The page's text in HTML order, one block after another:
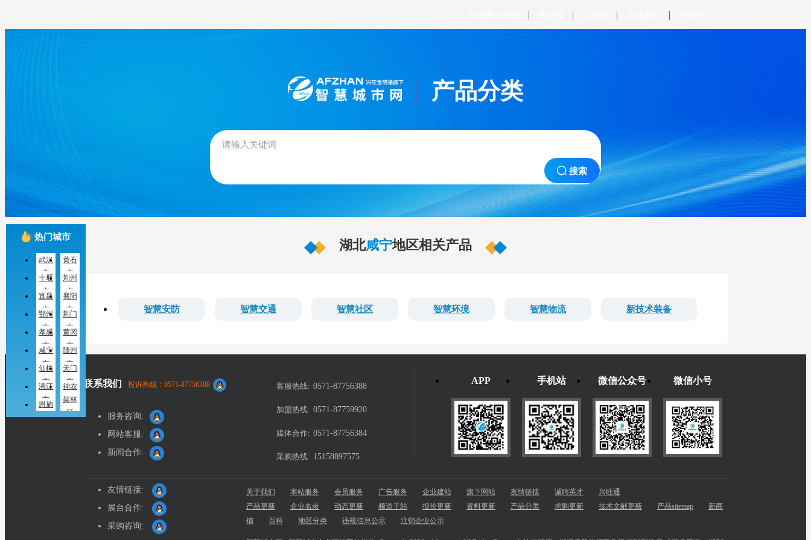
产品分类
 搜索
湖北咸宁地区相关产品
智慧安防 智慧交通 智慧社区 智慧环境 智慧物流 新技术装备
联系我们 投诉热线：0571-87756388
服务咨询:
网站客服:
新闻合作:
友情链接:
展台合作:
采购咨询:
客服热线: 0571-87756388
加盟热线: 0571-87759920
媒体合作: 0571-87756384
采购热线: 15158897575
APP 手机站 微信公众号 微信小号
关于我们 本站服务 会员服务 广告服务 企业建站 旗下网站 友情链接 诚聘英才
兴旺通
产品更新
企业名录 动态更新 频道子站 报价更新 资料更新 产品分类 求购更新 技术文献更新 产品sitemap
新商
铺
百科 地区分类 违规信息公示 注销企业公示
热门城市
武汉
市
黄石
市
十堰
市
荆州
市
宜昌
市
襄阳
市
鄂州
市
荆门
市
孝感
市
黄冈
市
咸宁
市
随州
市
仙桃
市
天门
市
潜江
市
神农
架林
区
恩施
土家